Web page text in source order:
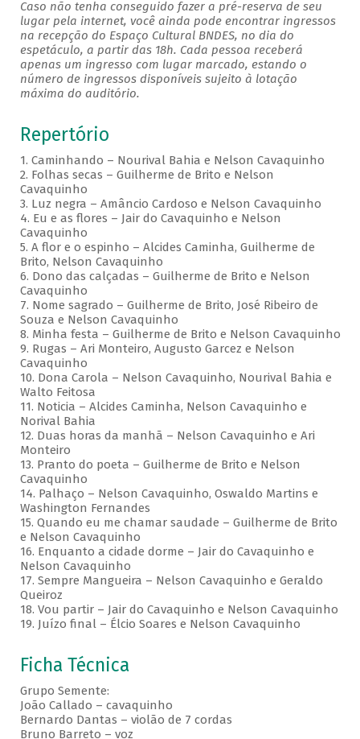
Caso não tenha conseguido fazer a pré-reserva de seu
lugar pela internet, você ainda pode encontrar ingressos
na recepção do Espaço Cultural BNDES, no dia do
espetáculo, a partir das 18h. Cada pessoa receberá
apenas um ingresso com lugar marcado, estando o
número de ingressos disponíveis sujeito à lotação
máxima do auditório.
Repertório
1. Caminhando – Nourival Bahia e Nelson Cavaquinho
2. Folhas secas – Guilherme de Brito e Nelson
Cavaquinho
3. Luz negra – Amâncio Cardoso e Nelson Cavaquinho
4. Eu e as flores – Jair do Cavaquinho e Nelson
Cavaquinho
5. A flor e o espinho – Alcides Caminha, Guilherme de
Brito, Nelson Cavaquinho
6. Dono das calçadas – Guilherme de Brito e Nelson
Cavaquinho
7. Nome sagrado – Guilherme de Brito, José Ribeiro de
Souza e Nelson Cavaquinho
8. Minha festa – Guilherme de Brito e Nelson Cavaquinho
9. Rugas – Ari Monteiro, Augusto Garcez e Nelson
Cavaquinho
10. Dona Carola – Nelson Cavaquinho, Nourival Bahia e
Walto Feitosa
11. Noticia – Alcides Caminha, Nelson Cavaquinho e
Norival Bahia
12. Duas horas da manhã – Nelson Cavaquinho e Ari
Monteiro
13. Pranto do poeta – Guilherme de Brito e Nelson
Cavaquinho
14. Palhaço – Nelson Cavaquinho, Oswaldo Martins e
Washington Fernandes
15. Quando eu me chamar saudade – Guilherme de Brito
e Nelson Cavaquinho
16. Enquanto a cidade dorme – Jair do Cavaquinho e
Nelson Cavaquinho
17. Sempre Mangueira – Nelson Cavaquinho e Geraldo
Queiroz
18. Vou partir – Jair do Cavaquinho e Nelson Cavaquinho
19. Juízo final – Élcio Soares e Nelson Cavaquinho
Ficha Técnica
Grupo Semente:
João Callado – cavaquinho
Bernardo Dantas – violão de 7 cordas
Bruno Barreto – voz